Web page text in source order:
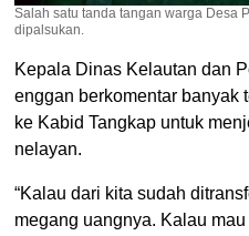
Salah satu tanda tangan warga Desa
dipalsukan.
Kepala Dinas Kelautan dan
enggan berkomentar banyak
ke Kabid Tangkap untuk
nelayan.
“Kalau dari kita sudah
megang uangnya. Kalau